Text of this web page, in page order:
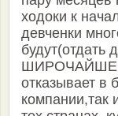
ходоки к
девченки
будут(отдать
отказывает в
компании,так